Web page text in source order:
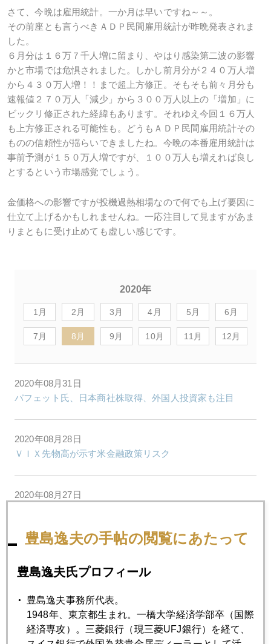
さて、今晩は雇用統計。一か月は早いですね～～。
その前座とも言うべきＡＤＰ民間雇用統計が昨晩発表されま
した。
６月分は１６万７千人増に留まり、やはり感染第二波の影響
かと市場では危惧されました。しかし前月分が２４０万人増
から４３０万人増！！まで超上方修正。そもそも前々月分も
速報値２７０万人「減少」から３００万人以上の「増加」に
ビックリ修正された経緯もあります。それゆえ今回１６万人
も上方修正される可能性も。どうもＡＤＰ民間雇用統計その
ものの信頼性が揺らいできましたね。今晩の本番雇用統計は
事前予測が１５０万人増ですが、１００万人も増えれば良し
とするという市場感覚でしょう。
金価格への影響ですが投機過熱相場なので何でも上げ要因に
仕立て上げるかもしれませんね。一応注目して見ますがあま
りまともに受け止めても虚しい感じです。
2020年
1月 2月 3月 4月 5月 6月
7月 8月 9月 10月 11月 12月
2020年08月31日
バフェット氏、日本商社株取得、外国人投資家も注目
2020年08月28日
ＶＩＸ先物高が示す米金融政策リスク
2020年08月27日
日本株高、日銀買いが下支えの官製相場
2020年08月25日
金、吹き値売り
豊島逸夫の手帖の閲覧にあたって
豊島逸夫氏プロフィール
豊島逸夫事務所代表。
1948年、東京都生まれ。一橋大学経済学部卒（国際
経済専攻）。三菱銀行（現三菱UFJ銀行）を経て、